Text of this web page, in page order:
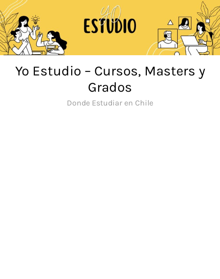
Saltar
al
contenido
Yo Estudio – Cursos, Masters y
Grados
Donde Estudiar en Chile